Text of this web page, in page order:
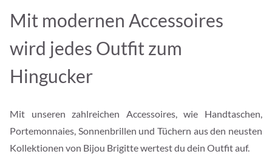
Mit modernen Accessoires
wird jedes Outfit zum
Hingucker
Mit unseren zahlreichen Accessoires, wie Handtaschen,
Portemonnaies, Sonnenbrillen und Tüchern aus den neusten
Kollektionen von Bijou Brigitte wertest du dein Outfit auf.